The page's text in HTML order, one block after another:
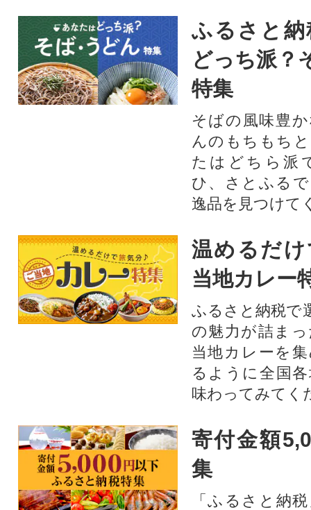
ふるさと
どっち派？
特集
そばの風味豊
んのもちもち
たはどちら派
ひ、さとふる
逸品を見つけて
温めるだ
当地カレー
ふるさと納税で
の魅力が詰ま
当地カレーを
るように全国
味わってみてく
寄付金額
集
「ふるさと納